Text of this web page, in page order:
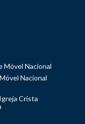
Móvel Nacional
Nacional
Crista